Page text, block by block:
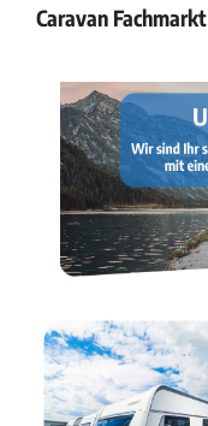
Caravan Fachmarkt